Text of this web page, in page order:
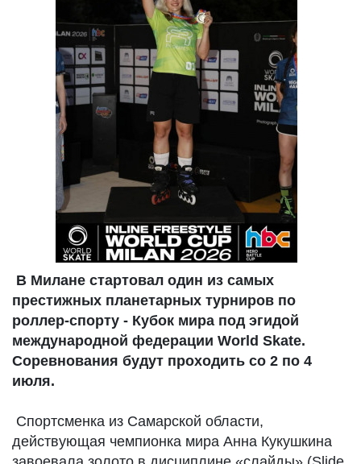
В Милане стартовал один из самых
престижных планетарных турниров по
роллер-спорту - Кубок мира под эгидой
международной федерации World Skate.
Соревнования будут проходить со 2 по 4
июля.
Спортсменка из Самарской области,
действующая чемпионка мира Анна Кукушкина